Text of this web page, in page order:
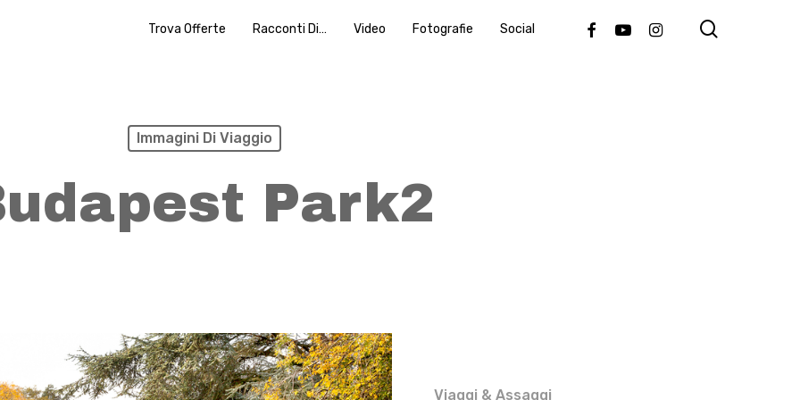
Trova Offerte Racconti Di… Video Fotografie Social FacebookYoutubeInstagram
Immagini Di Viaggio
Park2
Viaggi & Assaggi